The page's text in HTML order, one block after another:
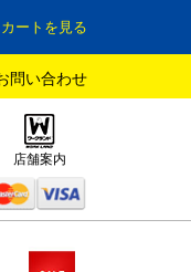
カートを見る
問い合わせ
店舗案内